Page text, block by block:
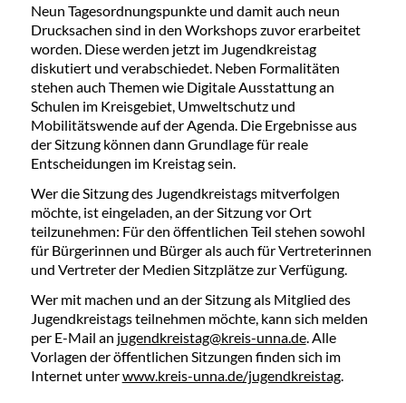
Neun Tagesordnungspunkte und damit auch neun
Drucksachen sind in den Workshops zuvor erarbeitet
worden. Diese werden jetzt im Jugendkreistag
diskutiert und verabschiedet. Neben Formalitäten
stehen auch Themen wie Digitale Ausstattung an
Schulen im Kreisgebiet, Umweltschutz und
Mobilitätswende auf der Agenda. Die Ergebnisse aus
der Sitzung können dann Grundlage für reale
Entscheidungen im Kreistag sein.
Wer die Sitzung des Jugendkreistags mitverfolgen
möchte, ist eingeladen, an der Sitzung vor Ort
teilzunehmen: Für den öffentlichen Teil stehen sowohl
für Bürgerinnen und Bürger als auch für Vertreterinnen
und Vertreter der Medien Sitzplätze zur Verfügung.
Wer mit machen und an der Sitzung als Mitglied des
Jugendkreistags teilnehmen möchte, kann sich melden
per E-Mail an jugendkreistag@kreis-unna.de. Alle
Vorlagen der öffentlichen Sitzungen finden sich im
Internet unterwww.kreis-unna.de/jugendkreistag.